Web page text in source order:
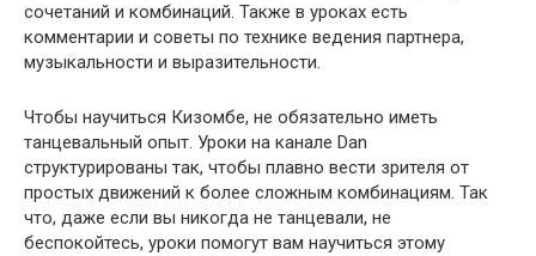
сочетаний и комбинаций. Также в уроках есть
комментарии и советы по технике ведения партнера,
музыкальности и выразительности.
Чтобы научиться Кизомбе, не обязательно иметь
танцевальный опыт. Уроки на канале Dan
структурированы так, чтобы плавно вести зрителя от
простых движений к более сложным комбинациям. Так
что, даже если вы никогда не танцевали, не
беспокойтесь, уроки помогут вам научиться этому